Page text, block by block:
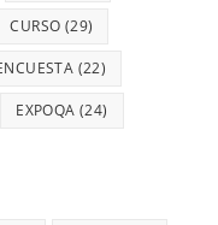
CURSO (29)
(22)
EXPOQA (24)